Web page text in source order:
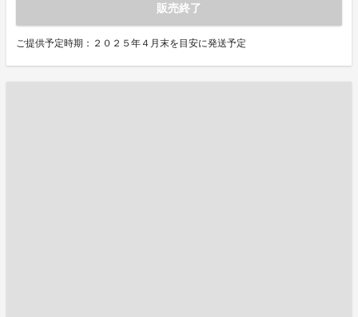
販売終了
ご提供予定時期：２０２５年４月末を目安に発送予定